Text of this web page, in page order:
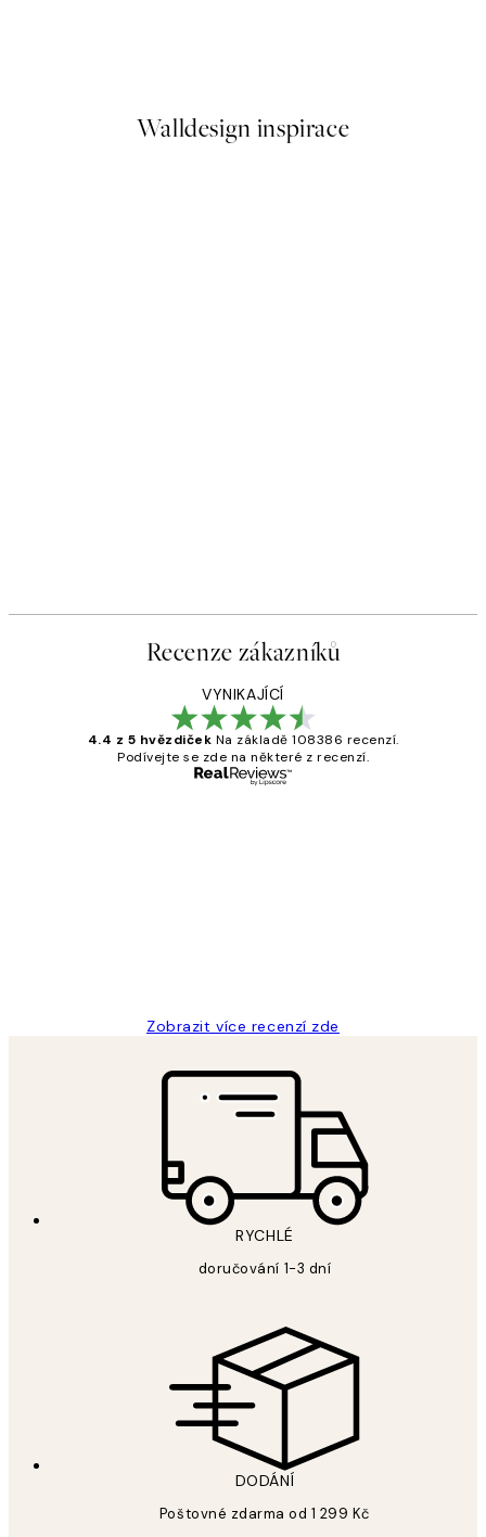
Walldesign inspirace
Recenze zákazníků
VYNIKAJÍCÍ
4.4 z 5 hvězdiček Na základě 108386 recenzí.
Podívejte se zde na některé z recenzí.
Zobrazit více recenzí zde
RYCHLÉ
doručování 1-3 dní
DODÁNÍ
Poštovné zdarma od 1 299 Kč